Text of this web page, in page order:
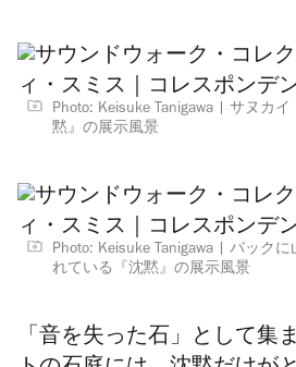
Photo: Keisuke Tanigawa
サヌカイ
黙』の展示風景
Photo: Keisuke Tanigawa
バックに
れている『沈黙』の展示風景
「音を失った石」として集